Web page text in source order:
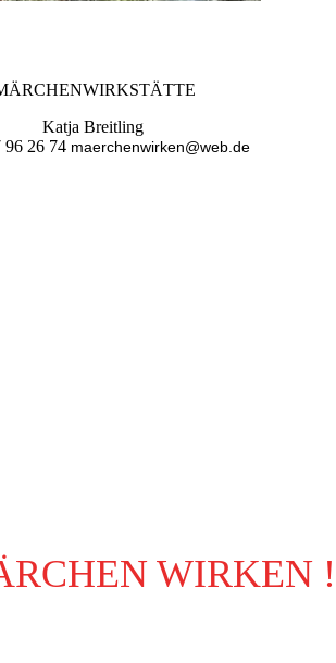
Katja Breitling
96 26 74 maerchenwirken@web.de
WIRKEN !